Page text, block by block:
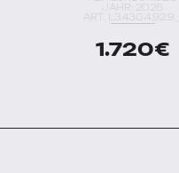
JAHR: 2026
ART. L3.430.4.92.9_1
1.720€